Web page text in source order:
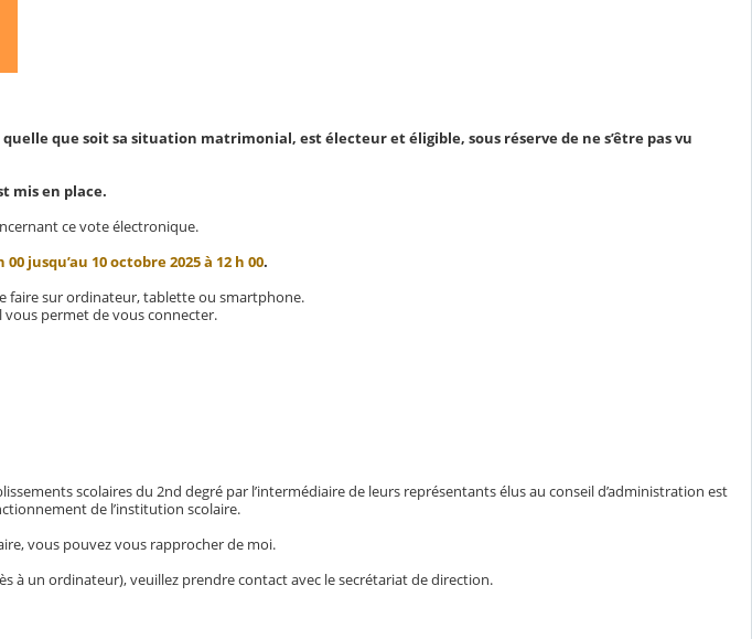
que soit sa situation matrimonial, est électeur et éligible, sous réserve de ne s’être pas vu
mis en place.
ce vote électronique.
jusqu’au 10 octobre 2025 à 12 h 00.
faire sur ordinateur, tablette ou smartphone.
vous permet de vous connecter.
scolaires du 2nd degré par l’intermédiaire de leurs représentants élus au conseil d’administration est
de l’institution scolaire.
vous pouvez vous rapprocher de moi.
à un ordinateur), veuillez prendre contact avec le secrétariat de direction.